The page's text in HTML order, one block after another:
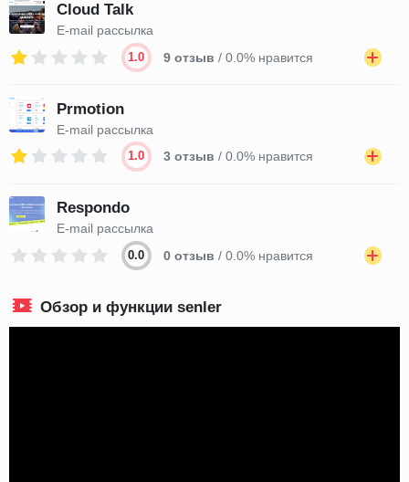
Cloud Talk
E-mail рассылка
1.0 9 отзыв / 0.0% нравится
Prmotion
E-mail рассылка
1.0 3 отзыв / 0.0% нравится
Respondo
E-mail рассылка
0.0 0 отзыв / 0.0% нравится
Обзор и функции senler